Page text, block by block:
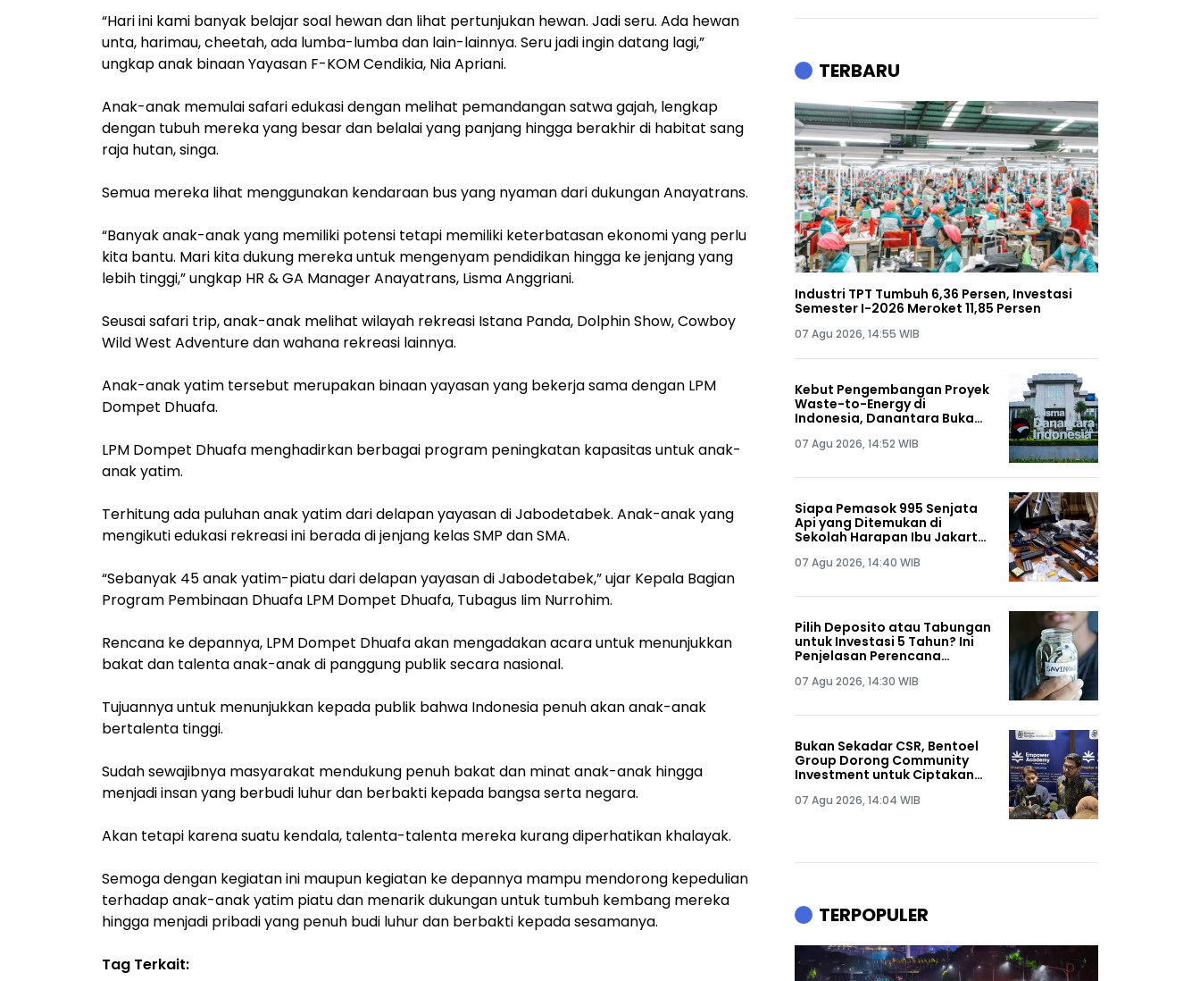
“Hari ini kami banyak belajar soal hewan dan lihat pertunjukan hewan. Jadi seru. Ada hewan
unta, harimau, cheetah, ada lumba-lumba dan lain-lainnya. Seru jadi ingin datang lagi,”
ungkap anak binaan Yayasan F-KOM Cendikia, Nia Apriani.
Anak-anak memulai safari edukasi dengan melihat pemandangan satwa gajah, lengkap
dengan tubuh mereka yang besar dan belalai yang panjang hingga berakhir di habitat sang
raja hutan, singa.
Semua mereka lihat menggunakan kendaraan bus yang nyaman dari dukungan Anayatrans.
“Banyak anak-anak yang memiliki potensi tetapi memiliki keterbatasan ekonomi yang perlu
kita bantu. Mari kita dukung mereka untuk mengenyam pendidikan hingga ke jenjang yang
lebih tinggi,” ungkap HR & GA Manager Anayatrans, Lisma Anggriani.
Seusai safari trip, anak-anak melihat wilayah rekreasi Istana Panda, Dolphin Show, Cowboy
Wild West Adventure dan wahana rekreasi lainnya.
Anak-anak yatim tersebut merupakan binaan yayasan yang bekerja sama dengan LPM
Dompet Dhuafa.
LPM Dompet Dhuafa menghadirkan berbagai program peningkatan kapasitas untuk anak-
anak yatim.
Terhitung ada puluhan anak yatim dari delapan yayasan di Jabodetabek. Anak-anak yang
mengikuti edukasi rekreasi ini berada di jenjang kelas SMP dan SMA.
“Sebanyak 45 anak yatim-piatu dari delapan yayasan di Jabodetabek,” ujar Kepala Bagian
Program Pembinaan Dhuafa LPM Dompet Dhuafa, Tubagus Iim Nurrohim.
Rencana ke depannya, LPM Dompet Dhuafa akan mengadakan acara untuk menunjukkan
bakat dan talenta anak-anak di panggung publik secara nasional.
Tujuannya untuk menunjukkan kepada publik bahwa Indonesia penuh akan anak-anak
bertalenta tinggi.
Sudah sewajibnya masyarakat mendukung penuh bakat dan minat anak-anak hingga
menjadi insan yang berbudi luhur dan berbakti kepada bangsa serta negara.
Akan tetapi karena suatu kendala, talenta-talenta mereka kurang diperhatikan khalayak.
Semoga dengan kegiatan ini maupun kegiatan ke depannya mampu mendorong kepedulian
terhadap anak-anak yatim piatu dan menarik dukungan untuk tumbuh kembang mereka
hingga menjadi pribadi yang penuh budi luhur dan berbakti kepada sesamanya.
Tag Terkait:
TERBARU
Industri TPT Tumbuh 6,36 Persen, Investasi
Semester I-2026 Meroket 11,85 Persen
07 Agu 2026, 14:55 WIB
Kebut Pengembangan Proyek
Waste-to-Energy di
Indonesia, Danantara Buka
07 Agu 2026, 14:52 WIB
Siapa Pemasok 995 Senjata
Api yang Ditemukan di
Sekolah Harapan Ibu Jakarta
07 Agu 2026, 14:40 WIB
Pilih Deposito atau Tabungan
untuk Investasi 5 Tahun? Ini
Penjelasan Perencana
07 Agu 2026, 14:30 WIB
Bukan Sekadar CSR, Bentoel
Group Dorong Community
Investment untuk Ciptakan
07 Agu 2026, 14:04 WIB
TERPOPULER